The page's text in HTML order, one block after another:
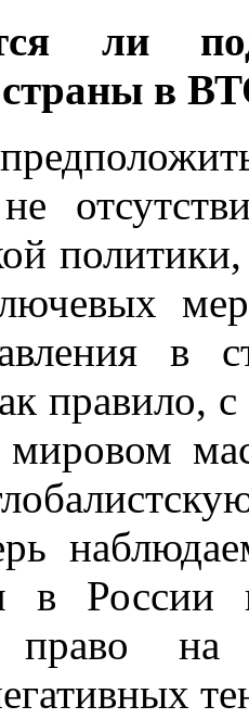
ли
страны в
не
в
правило,
мировом
в России
право